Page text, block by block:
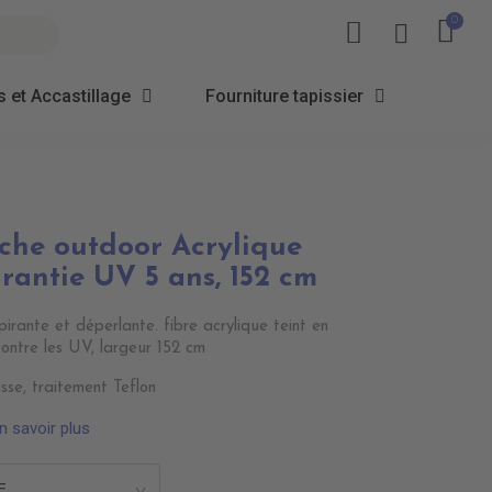
et Accastillage Fourniture tapissier
outdoor Acrylique
UV 5 ans, 152 cm
et déperlante. fibre acrylique teint en
les UV, largeur 152 cm
traitement Teflon
savoir plus